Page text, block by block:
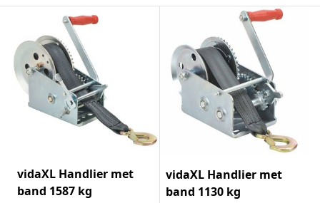
vidaXL Handlier met
band 1587 kg
vidaXL Handlier met
band 1130 kg